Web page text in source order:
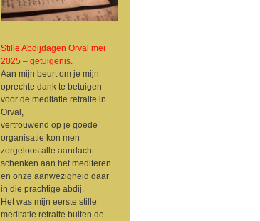
Stille Abdijdagen Orval mei
2025 – getuigenis.
Aan mijn beurt om je mijn
oprechte dank te betuigen
voor de meditatie retraite in
Orval,
vertrouwend op je goede
organisatie kon men
zorgeloos alle aandacht
schenken aan het mediteren
en onze aanwezigheid daar
in die prachtige abdij.
Het was mijn eerste stille
meditatie retraite buiten de